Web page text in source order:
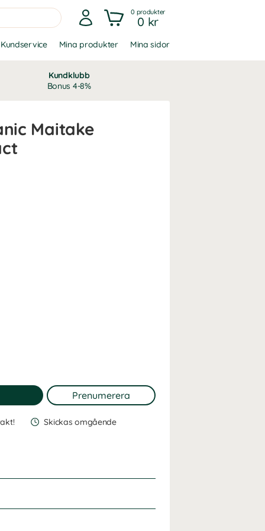
0 produkter
0 kr
Kundservice Mina produkter Mina sidor
Kundklubb
Bonus 4-8%
Maitake
Skickas omgående